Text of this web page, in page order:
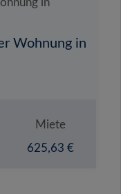
Wohnung in
Miete
625,63 €